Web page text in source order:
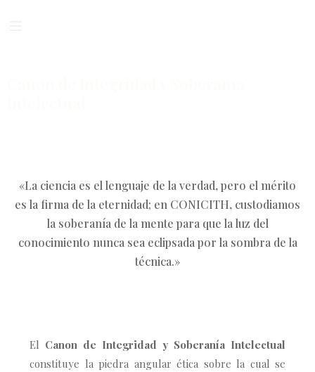
«La ciencia es el lenguaje de la verdad, pero el mérito
es la firma de la eternidad; en CONICITH, custodiamos
la soberanía de la mente para que la luz del
conocimiento nunca sea eclipsada por la sombra de la
técnica.»
El Canon de Integridad y Soberanía Intelectual
constituye la piedra angular ética sobre la cual se